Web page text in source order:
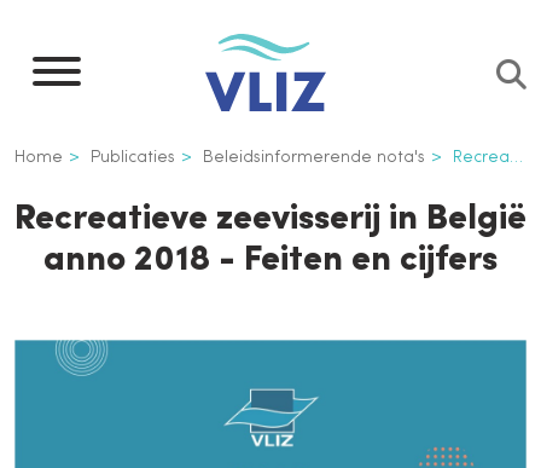
naar
inhoud
gaan
Kruimelpad
Home Publicaties Beleidsinformerende nota's Recreatieve zeevisserij in België anno 2018 - Feiten en cijfers
Recreatieve zeevisserij in België
anno 2018 - Feiten en cijfers